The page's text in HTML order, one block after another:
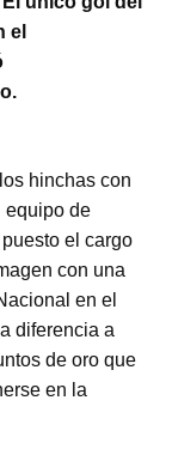
el
hinchas con
equipo de
el cargo
con una
en el
diferencia a
de oro que
en la